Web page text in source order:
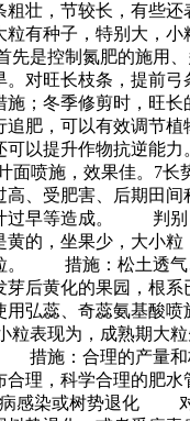
粗壮，节较长，有些
粒有种子，特别大，小
是控制氮肥的施用、
。对旺长枝条，提前弓
施；冬季修剪时，旺长
肥，可以有效调节植
可以提升作物抗逆能力
叶面喷施，效果佳。
高、受肥害、后期田间
过早等造成。 判别
黄的，坐果少，大小
。 措施：松土透气
芽后黄化的果园，根系
用弘蕊、奇蕊氨基酸
现为，成熟期大粒
施：合理的产量和
合理，科学合理的肥水
病感染或树势退化